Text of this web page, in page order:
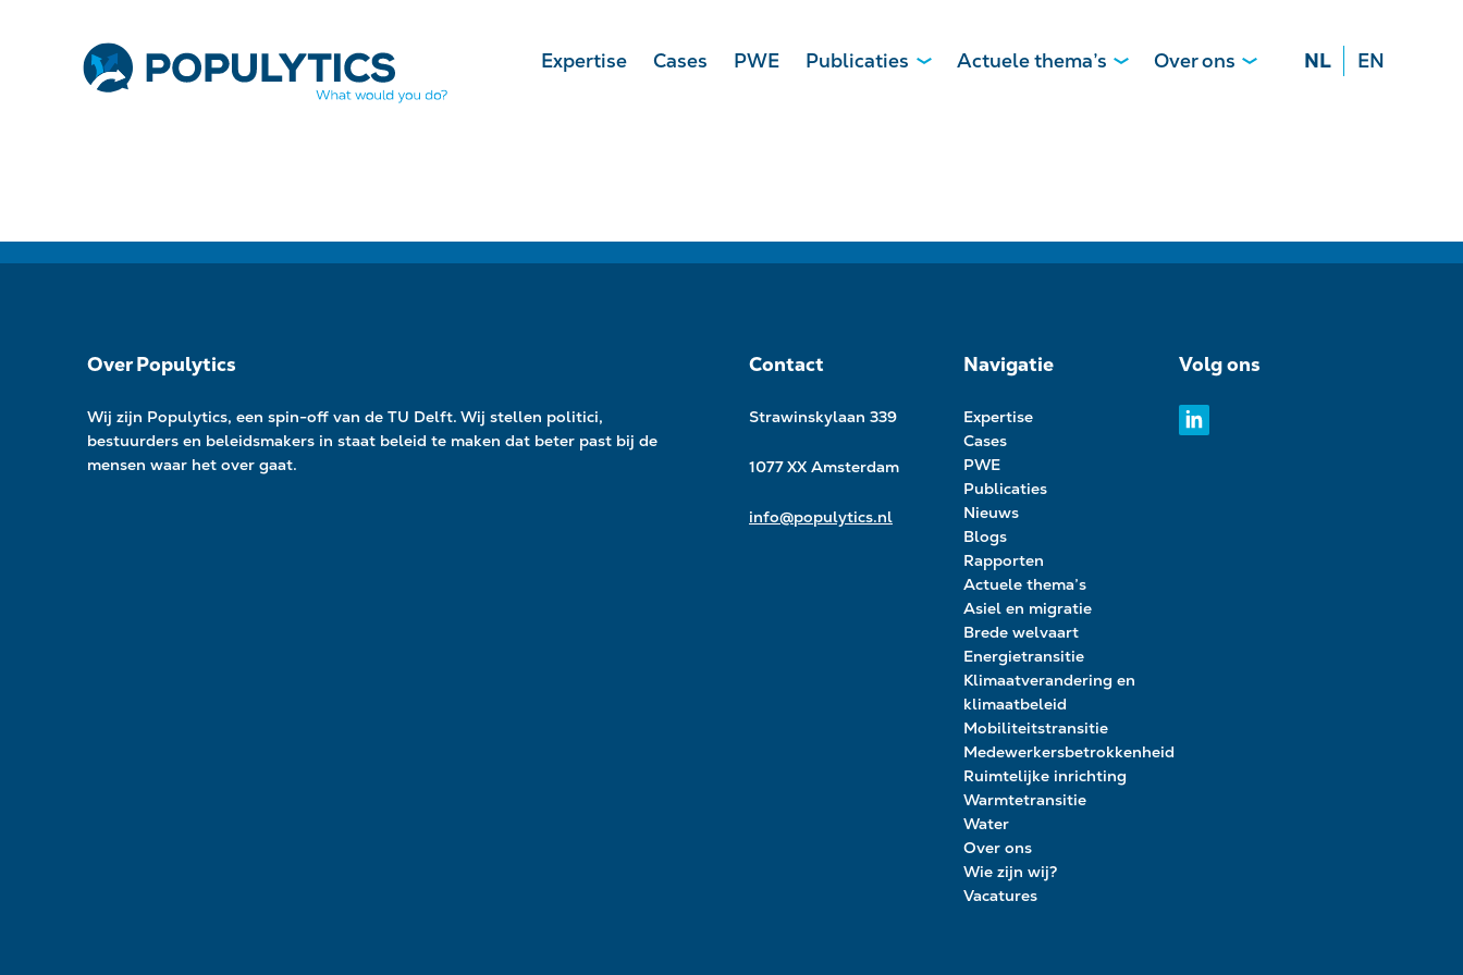
Expertise Cases PWE Publicaties Actuele thema’s Over ons NL EN
Over Populytics
Wij zijn Populytics, een spin-off van de TU Delft. Wij stellen politici,
bestuurders en beleidsmakers in staat beleid te maken dat beter past bij de
mensen waar het over gaat.
Contact
Strawinskylaan 339
1077 XX Amsterdam
info@populytics.nl
Navigatie
Expertise
Cases
PWE
Publicaties
Nieuws
Blogs
Rapporten
Actuele thema’s
Asiel en migratie
Brede welvaart
Energietransitie
Klimaatverandering en
klimaatbeleid
Mobiliteitstransitie
Medewerkersbetrokkenheid
Ruimtelijke inrichting
Warmtetransitie
Water
Over ons
Wie zijn wij?
Vacatures
Volg ons